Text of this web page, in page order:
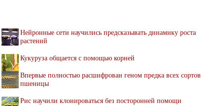
Нейронные сети научились предсказывать динамику роста
растений
Кукуруза общается с помощью корней
Впервые полностью расшифрован геном предка всех сортов
пшеницы
Рис научили клонироваться без посторонней помощи